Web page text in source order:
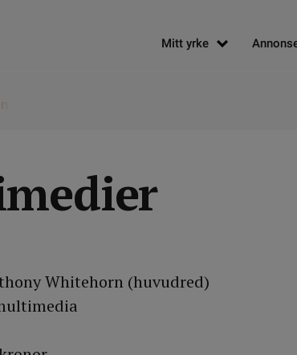
Mitt yrke
Whitehorn (huvudred)